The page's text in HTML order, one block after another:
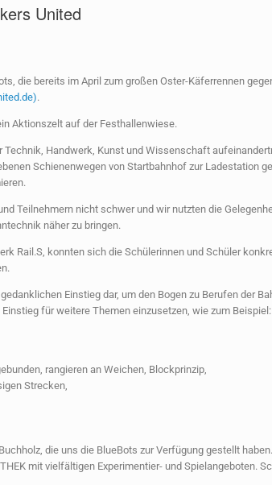
United
die bereits im April zum großen Oster-Käferrennen
.
Aktionszelt auf der Festhallenwiese.
Handwerk, Kunst und Wissenschaft
Schienenwegen von Startbahnhof zur Ladestation
Teilnehmern nicht schwer und wir nutzten die
näher zu bringen.
Rail.S, konnten sich die Schülerinnen und Schüler
Einstieg dar, um den Bogen zu Berufen der
für weitere Themen einzusetzen, wie zum Beispiel:
rangieren an Weichen, Blockprinzip,
Strecken,
die uns die BlueBots zur Verfügung gestellt
mit vielfältigen Experimentier- und Spielangeboten.